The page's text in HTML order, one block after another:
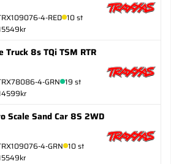
4-RED 10 st
Truck 8s TQi TSM RTR
4-GRN 19 st
Scale Sand Car 8S 2WD
4-GRN 10 st